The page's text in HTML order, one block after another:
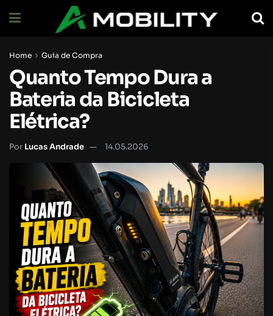
Home Guia de Compra
Quanto Tempo Dura a
Bateria da Bicicleta
Elétrica?
Por Lucas Andrade 14.05.2026